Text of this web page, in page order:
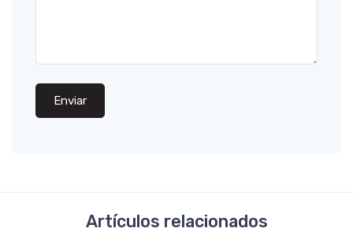
Enviar
Artículos relacionados